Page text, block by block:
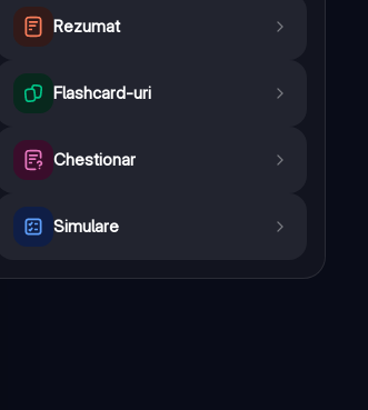
Rezumat
Flashcard-uri
Chestionar
Simulare